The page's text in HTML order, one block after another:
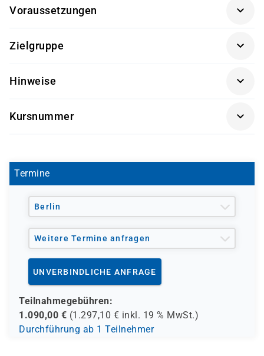
Voraussetzungen
Vorkenntnisse mitbringen:
Zielgruppe
die ihr Wissen zertifizieren wollen.
Hinweise
Kursnummer
Termine
Berlin
Weitere Termine anfragen
UNVERBINDLICHE ANFRAGE
Teilnahmegebühren:
1.090,00 € (1.297,10 € inkl. 19 % MwSt.)
Durchführung ab 1 Teilnehmer